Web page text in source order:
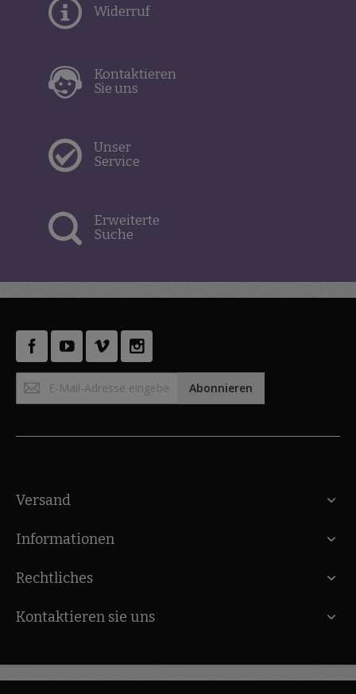
Widerruf
Kontaktieren
Sie uns
Unser
Service
Erweiterte
Suche
Anmeldung
zum
Abonnieren
Versand
Informationen
Rechtliches
Kontaktieren sie uns